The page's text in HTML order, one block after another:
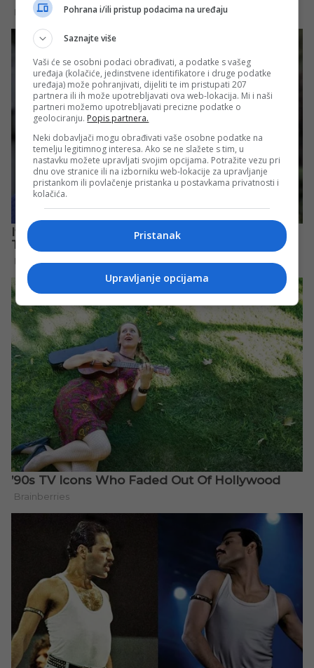
Pohrana i/ili pristup podacima na uređaju
Saznajte više
Vaši će se osobni podaci obrađivati, a podatke s vašeg
uređaja (kolačiće, jedinstvene identifikatore i druge podatke
uređaja) može pohranjivati, dijeliti te im pristupati 207
partnera ili ih može upotrebljavati ova web-lokacija. Mi i naši
partneri možemo upotrebljavati precizne podatke o
geolociranju. Popis partnera.
Neki dobavljači mogu obrađivati vaše osobne podatke na
temelju legitimnog interesa. Ako se ne slažete s tim, u
nastavku možete upravljati svojim opcijama. Potražite vezu pri
dnu ove stranice ili na izborniku web-lokacije za upravljanje
pristankom ili povlačenje pristanka u postavkama privatnosti i
kolačića.
Pristanak
Upravljanje opcijama